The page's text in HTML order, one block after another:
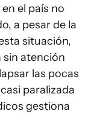
el país no
a pesar de la
situación,
sin atención
las pocas
paralizada
gestiona